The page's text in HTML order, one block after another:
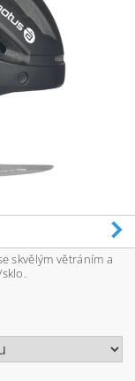
skvělým větráním a